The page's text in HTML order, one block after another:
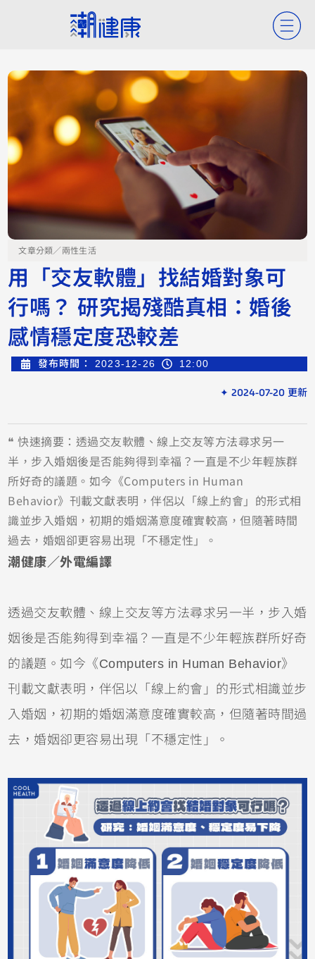
文章分類／兩性生活
用「交友軟體」找結婚對象可
行嗎？ 研究揭殘酷真相：婚後
感情穩定度恐較差
發布時間： 2023-12-26 12:00
✦ 2024-07-20 更新
❝ 快速摘要：透過交友軟體、線上交友等方法尋求另一
半，步入婚姻後是否能夠得到幸福？一直是不少年輕族群
所好奇的議題。如今《Computers in Human
Behavior》刊載文獻表明，伴侶以「線上約會」的形式相
識並步入婚姻，初期的婚姻滿意度確實較高，但隨著時間
過去，婚姻卻更容易出現「不穩定性」。
潮健康／外電編譯
透過交友軟體、線上交友等方法尋求另一半，步入婚
姻後是否能夠得到幸福？一直是不少年輕族群所好奇
的議題。如今《Computers in Human Behavior》
刊載文獻表明，伴侶以「線上約會」的形式相識並步
入婚姻，初期的婚姻滿意度確實較高，但隨著時間過
去，婚姻卻更容易出現「不穩定性」。